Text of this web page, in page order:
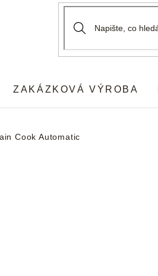
ZAKÁZKOVÁ VÝROBA
Cook Automatic